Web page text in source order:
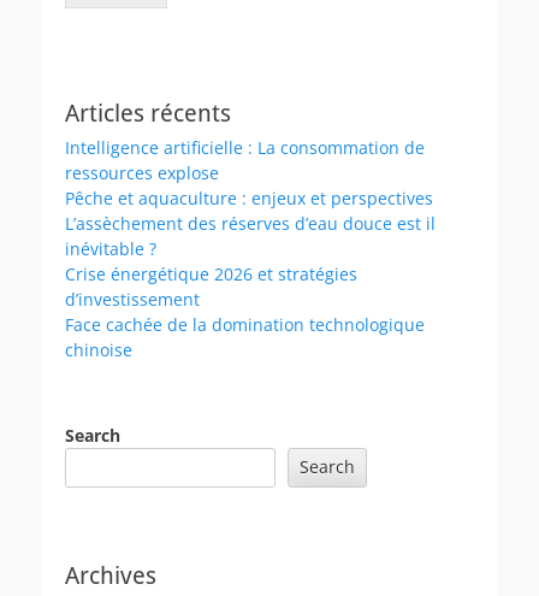
Articles récents
Intelligence artificielle : La consommation de
ressources explose
Pêche et aquaculture : enjeux et perspectives
L’assèchement des réserves d’eau douce est il
inévitable ?
Crise énergétique 2026 et stratégies
d’investissement
Face cachée de la domination technologique
chinoise
Search
Search
Archives